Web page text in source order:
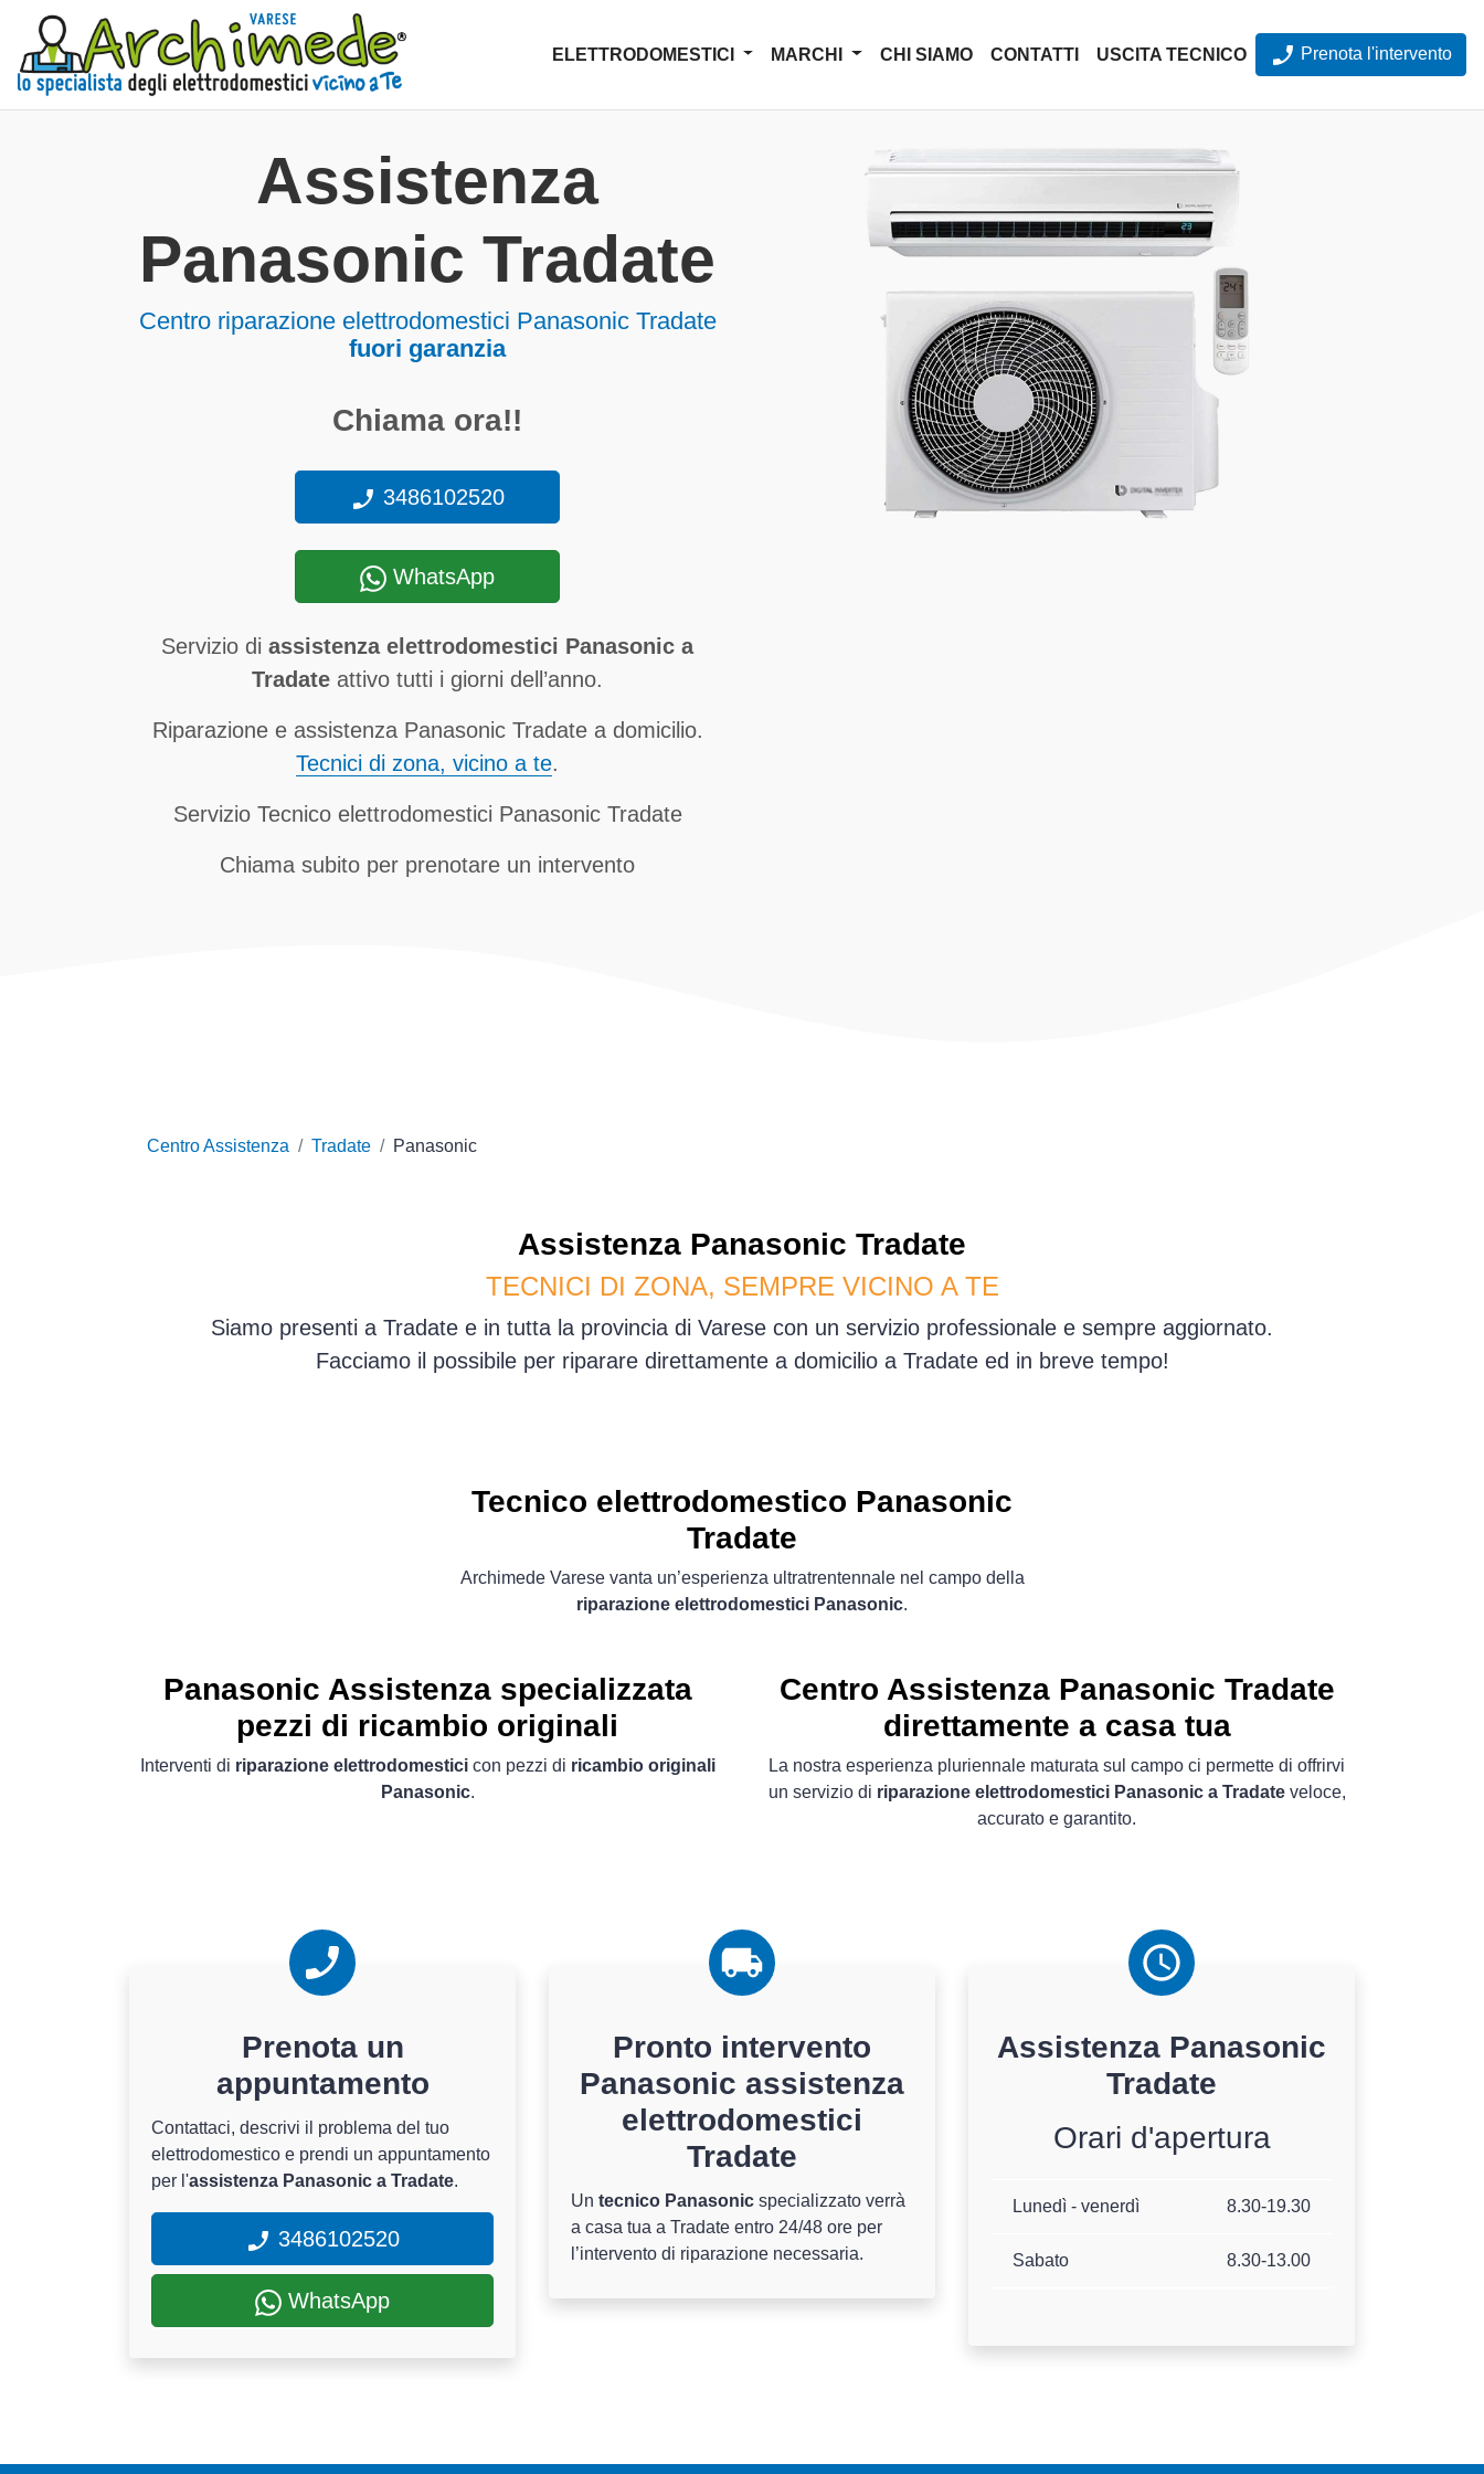
ELETTRODOMESTICI MARCHI CHI SIAMO CONTATTI USCITA TECNICO Prenota l'intervento
Assistenza
Panasonic Tradate
Centro riparazione elettrodomestici Panasonic Tradate
fuori garanzia
Chiama ora!!
3486102520
WhatsApp
Servizio di assistenza elettrodomestici Panasonic a
Tradate attivo tutti i giorni dell’anno.
Riparazione e assistenza Panasonic Tradate a domicilio.
Tecnici di zona, vicino a te.
Servizio Tecnico elettrodomestici Panasonic Tradate
Chiama subito per prenotare un intervento
Centro Assistenza Tradate Panasonic
Assistenza Panasonic Tradate
TECNICI DI ZONA, SEMPRE VICINO A TE
Siamo presenti a Tradate e in tutta la provincia di Varese con un servizio professionale e sempre aggiornato.
Facciamo il possibile per riparare direttamente a domicilio a Tradate ed in breve tempo!
Tecnico elettrodomestico Panasonic
Tradate
Archimede Varese vanta un’esperienza ultratrentennale nel campo della
riparazione elettrodomestici Panasonic.
Panasonic Assistenza specializzata
pezzi di ricambio originali
Interventi di riparazione elettrodomesticicon pezzi di ricambio originali
Panasonic.
Centro Assistenza Panasonic Tradate
direttamente a casa tua
La nostra esperienza pluriennale maturata sul campo ci permette di offrirvi
un servizio di riparazione elettrodomestici Panasonic a Tradateveloce,
accurato e garantito.
Prenota un
appuntamento
Contattaci, descrivi il problema del tuo
elettrodomestico e prendi un appuntamento
per l'assistenza Panasonic a Tradate.
3486102520
WhatsApp
Pronto intervento
Panasonic assistenza
elettrodomestici
Tradate
Un tecnico Panasonic specializzato verrà
a casa tua a Tradate entro 24/48 ore per
l’intervento di riparazione necessaria.
Assistenza Panasonic
Tradate
Orari d'apertura
Lunedì - venerdì 8.30-19.30
Sabato 8.30-13.00